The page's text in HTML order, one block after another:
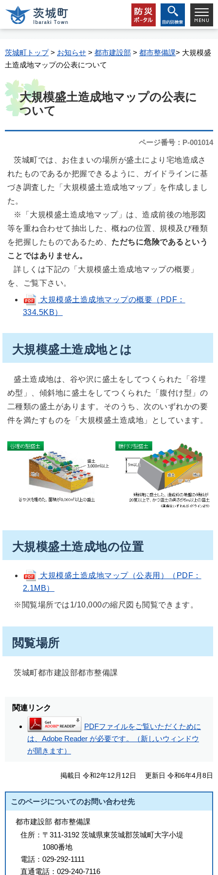
茨城町トップ> お知らせ > 都市建設部 > 都市整備課> 大規模盛
土造成地マップの公表について
大規模盛土造成地マップの公表に
ついて
ページ番号：P-001014
茨城町では、お住まいの場所が盛土により宅地造成さ
れたものであるか把握できるように、ガイドラインに基
づき調査した「大規模盛土造成地マップ」を作成しまし
た。
※「大規模盛土造成地マップ」は、造成前後の地形図
等を重ね合わせて抽出した、概ねの位置、規模及び種類
を把握したものであるため、 ただちに危険であるという
ことではありません。
詳しくは下記の「大規模盛土造成地マップの概要」
を、ご覧下さい。
大規模盛土造成地マップの概要（PDF：
334.5KB）
大規模盛土造成地とは
盛土造成地は、谷や沢に盛土をしてつくられた「谷埋
め型」、傾斜地に盛土をしてつくられた「腹付け型」の
二種類の盛土があります。そのうち、次のいずれかの要
件を満たすものを「大規模盛土造成地」としています。
大規模盛土造成地の位置
大規模盛土造成地マップ（公表用）（PDF：
2.1MB）
※閲覧場所では1/10,000の縮尺図も閲覧できます。
閲覧場所
茨城町都市建設部都市整備課
関連リンク
PDFファイルをご覧いただくために
は、Adobe Reader が必要です。（新しいウィンドウ
が開きます）
掲載日 令和2年12月12日 更新日 令和6年4月8日
このページについてのお問い合わせ先
都市建設部 都市整備課
住所： 〒311-3192 茨城県東茨城郡茨城町大字小堤
1080番地
電話： 029-292-1111
直通電話： 029-240-7116